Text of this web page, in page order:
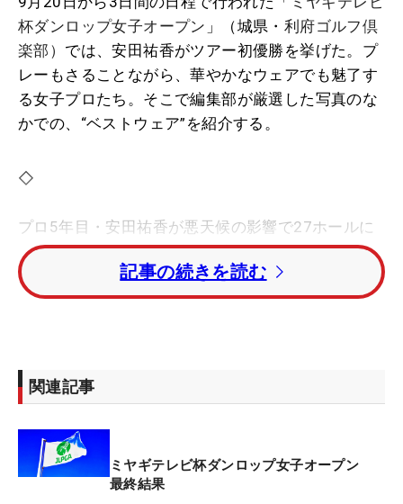
杯ダンロップ女子オープン 」（城県・ 利府ゴルフ倶
楽部） では、安田祐香がツアー初優勝を挙げた。プ
レーもさることながら、華やかなウェアでも魅了す
る女子プロたち。そこで編集部が厳選した写真のな
かでの、“ベストウェア”を紹介する。
◇
プロ5年目・安田祐香が悪天候の影響で27ホールに
短縮競技となった宮城決戦を制し、ツアー初優勝を
挙げた。
ス大会で飾った。初日から雨が降るなか、自己ベス
トタイの「65」をマーク。単独首位でスタートした
が、4バーディ・2ボギーで逃げ切った。安田は小学
校3年生のころからジュニアゴルファーを養成する
『坂田ジュニアゴルフ塾』の門下生として指導を受
記事の続きを読む
関連記事
ミヤギテレビ杯ダンロップ女子オープン
最終結果